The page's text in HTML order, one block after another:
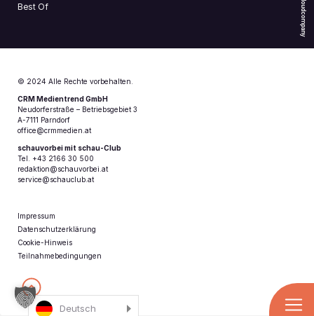
Cloudcompany
Best Of
© 2024 Alle Rechte vorbehalten.
CRM Medientrend GmbH
Neudorferstraße – Betriebsgebiet 3
A-7111 Parndorf
office@crmmedien.at
schauvorbei mit schau-Club
Tel. +43 2166 30 500
redaktion@schauvorbei.at
service@schauclub.at
Impressum
Datenschutzerklärung
Cookie-Hinweis
Teilnahmebedingungen
Deutsch